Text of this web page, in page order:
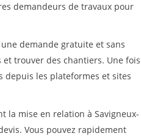
demandeurs de travaux pour
demande gratuite et sans
trouver des chantiers. Une fois
depuis les plateformes et sites
la mise en relation à Savigneux-
Vous pouvez rapidement